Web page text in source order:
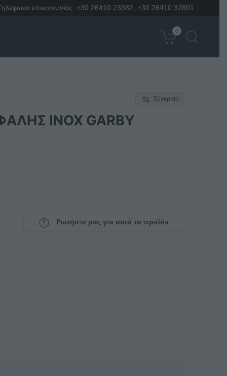
επικοινωνίας: +30 26410 23382 +30 26410 32801
0
Σύγκριση
ΙΝΟΧ GARBY
Ρωτήστε μας για αυτό το προϊόν